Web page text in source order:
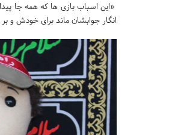
«این اسباب بازی ها که همه جا
انگار جوابشان ماند برای خودش و